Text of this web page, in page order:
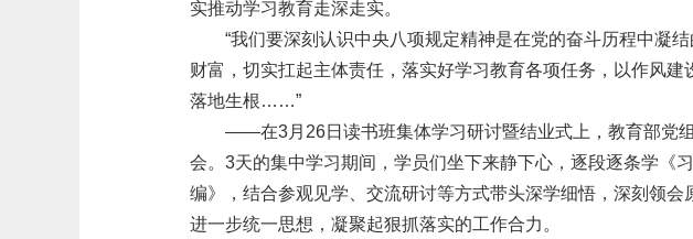
实推动学习教育走深走实。
“我们要深刻认识中央八项规定精神是在党的奋斗历程中凝
财富，切实扛起主体责任，落实好学习教育各项任务，以作风
落地生根……”
——在3月26日读书班集体学习研讨暨结业式上，教育部党
会。3天的集中学习期间，学员们坐下来静下心，逐段逐条学《
编》，结合参观见学、交流研讨等方式带头深学细悟，深刻领
进一步统一思想，凝聚起狠抓落实的工作合力。